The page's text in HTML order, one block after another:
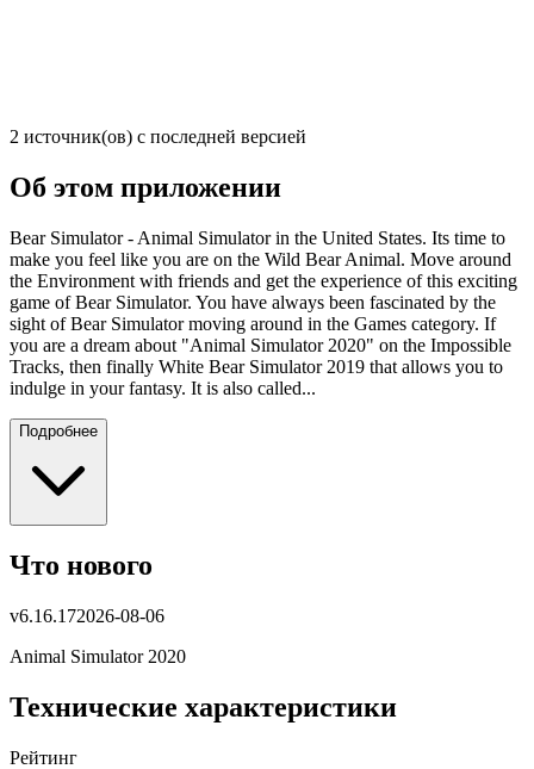
2 источник(ов) с последней версией
Об этом приложении
Bear Simulator - Animal Simulator in the United States. Its time to
make you feel like you are on the Wild Bear Animal. Move around
the Environment with friends and get the experience of this exciting
game of Bear Simulator. You have always been fascinated by the
sight of Bear Simulator moving around in the Games category. If
you are a dream about "Animal Simulator 2020" on the Impossible
Tracks, then finally White Bear Simulator 2019 that allows you to
indulge in your fantasy. It is also called...
Подробнее
Что нового
v6.16.172026-08-06
Animal Simulator 2020
Технические характеристики
Рейтинг